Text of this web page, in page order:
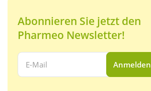
Abonnieren Sie jetzt den
Pharmeo Newsletter!
Ihre E-Mail Adresse:
Anmelden